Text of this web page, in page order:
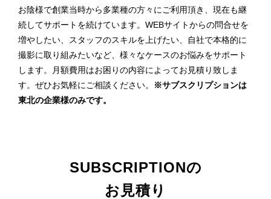
お陰様で創業当時から多業種の方々にご利用頂き、現在も継
続してサポートを続けています。WEBサイトからの問合せを
増やしたい、スタッフのスキルを上げたい、自社で本格的に
撮影に取り組みたいなど、様々なケースのお悩みをサポート
します。月額費用はお困りの内容によってお見積り致しま
す。ぜひお気軽にご相談ください。
※サブスクリプションは
東北の企業様のみです。
SUBSCRIPTIONの
お見積り